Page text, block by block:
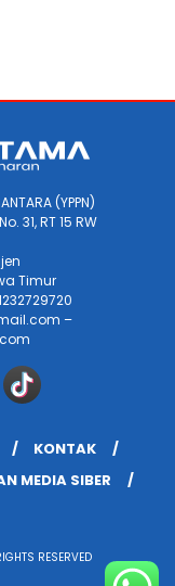
(YPPN)
31, RT 15 RW
Timur
–
KONTAK
MEDIA SIBER
RESERVED